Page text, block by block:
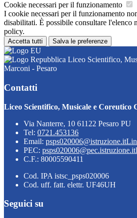
Cookie necessari per il funzionamento
I cookie necessari per il funzionamento
disabilitati. È possibile consultare l'elenco
policy.
Accetta tutti Salva le preferenze
Liceo Scientifico,
Marconi - Pesaro
Contatti
Liceo Scientifico, Musicale e Coreutico
Via Nanterre, 10 61122 Pesaro PU
Tel: 0721.453136
Email: psps020006@istruzione.it
PEC: psps020006@pec.istruzione.it
C.F.: 80005590411
Cod. IPA istsc_psps020006
Cod. uff. fatt. elettr. UF46UH
Seguici su